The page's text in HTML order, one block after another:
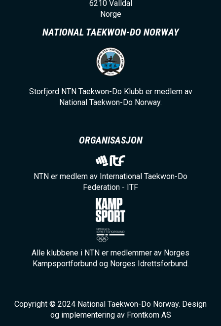
6210 Valldal
Norge
NATIONAL TAEKWON-DO NORWAY
Storfjord NTN Taekwon-Do Klubb er medlem av
National Taekwon-Do Norway.
ORGANISASJON
NTN er medlem av International Taekwon-Do
Federation - ITF
Alle klubbene i NTN er medlemmer av Norges
Kampsportforbund og Norges Idrettsforbund.
Copyright © 2024 National Taekwon-Do Norway. Design
og implementering av Frontkom AS